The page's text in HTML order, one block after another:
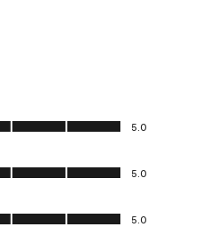
5
5.0
5.0
5.0